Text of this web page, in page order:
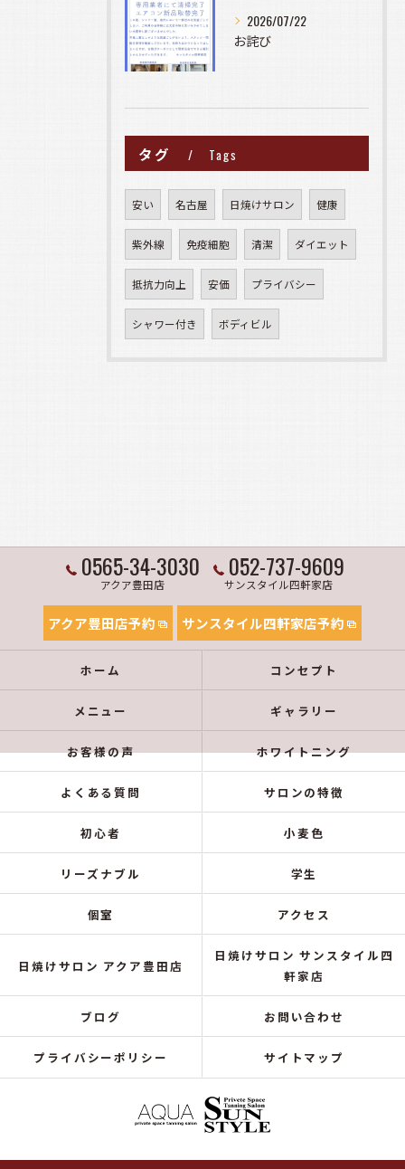
2026/07/22
お詫び
タグ Tags
安い 名古屋 日焼けサロン 健康
紫外線 免疫細胞 清潔 ダイエット
抵抗力向上 安価 プライバシー
シャワー付き ボディビル
0565-34-3030
アクア豊田店
052-737-9609
サンスタイル四軒家店
アクア豊田店予約 サンスタイル四軒家店予約
ホーム コンセプト
メニュー ギャラリー
お客様の声 ホワイトニング
よくある質問 サロンの特徴
初心者 小麦色
リーズナブル 学生
個室 アクセス
日焼けサロン アクア豊田店
日焼けサロン サンスタイル四
軒家店
ブログ お問い合わせ
プライバシーポリシー サイトマップ